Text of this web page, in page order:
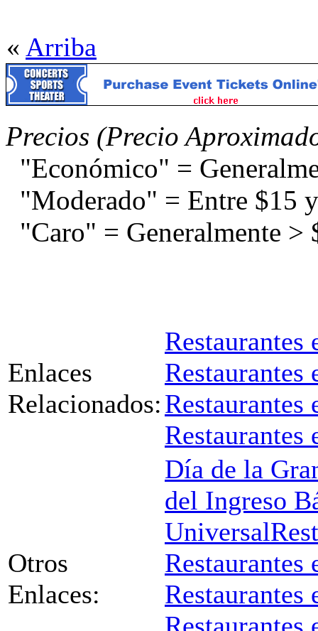
« Arriba
Precios (Precio
"Económico" =
"Moderado" = Entre $15
"Caro" = Generalmente >
Enlaces
Relacionados:
Restaurantes
Restaurantes
Restaurantes
Otros
Enlaces:
Día de la
del Ingreso
Universal
Restaurantes
Restaurantes